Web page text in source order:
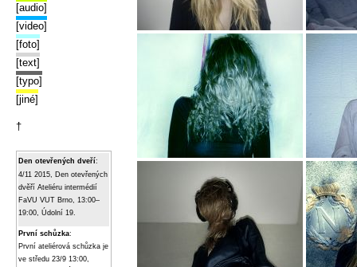
[audio]
[video]
[foto]
[text]
[typo]
[jiné]
†
Den otevřených dveří:
4/11 2015, Den otevřených
dvěří Ateliéru intermédií
FaVU VUT Brno, 13:00–
19:00, Údolní 19.
První schůzka:
První ateliérová schůzka je
ve středu 23/9 13:00,